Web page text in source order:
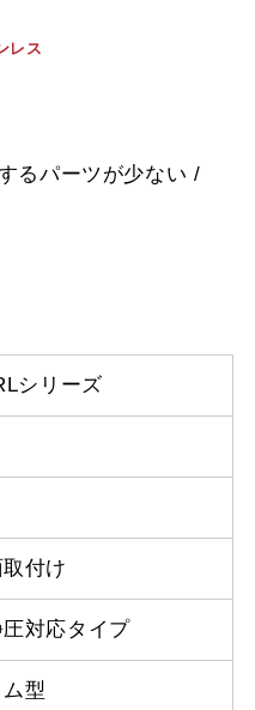
レス
るパーツが少ない
シリーズ
付け
圧対応タイプ
型